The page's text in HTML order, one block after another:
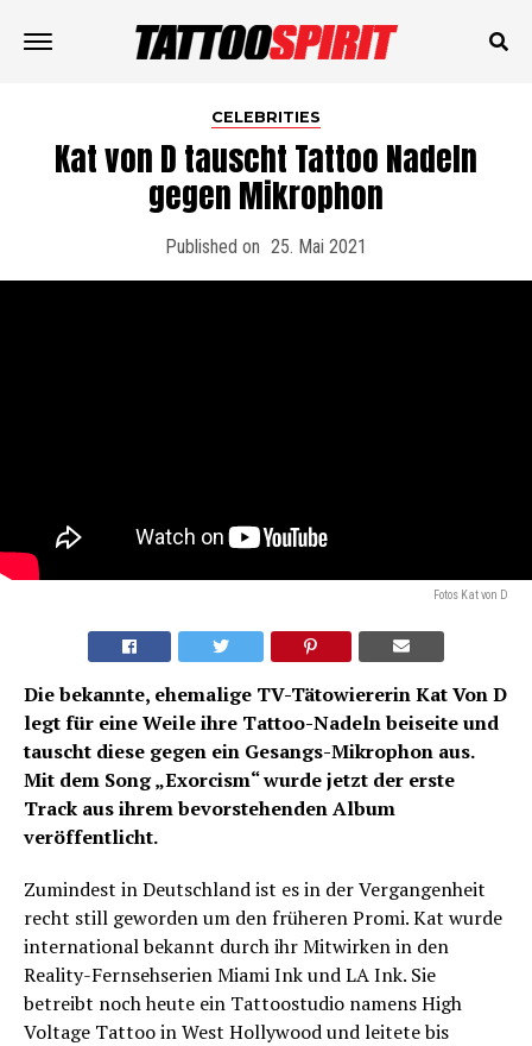
CELEBRITIES
Kat von D tauscht Tattoo Nadeln
gegen Mikrophon
Published on 25. Mai 2021
Fotos Kat von D
Die bekannte, ehemalige TV-Tätowiererin Kat Von D
legt für eine Weile ihre Tattoo-Nadeln beiseite und
tauscht diese gegen ein Gesangs-Mikrophon aus.
Mit dem Song „Exorcism“ wurde jetzt der erste
Track aus ihrem bevorstehenden Album
veröffentlicht.
Zumindest in Deutschland ist es in der Vergangenheit
recht still geworden um den früheren Promi. Kat wurde
international bekannt durch ihr Mitwirken in den
Reality-Fernsehserien Miami Ink und LA Ink. Sie
betreibt noch heute ein Tattoostudio namens High
Voltage Tattoo in West Hollywood und leitete bis